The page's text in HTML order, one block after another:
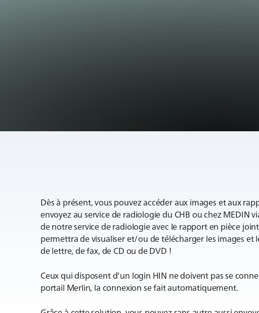
Dès à présent, vous pouvez accéder aux images et aux
envoyez au service de radiologie du CHB ou chez MEDIN
de notre service de radiologie avec le rapport en pièce
permettra de visualiser et/ou de télécharger les images et
de lettre, de fax, de CD ou de DVD !
Ceux qui disposent d’un login HIN ne doivent pas se
portail Merlin, la connexion se fait automatiquement.